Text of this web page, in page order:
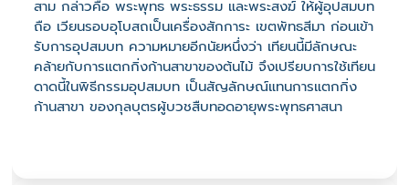
สาม กล่าวคือ พระพุทธ พระธรรม และพระสงฆ์ ให้ผู้อุปสมบท
ถือ เวียนรอบอุโบสถเป็นเครื่องสักการะ เขตพัทธสีมา ก่อนเข้า
รับการอุปสมบท ความหมายอีกนัยหนึ่งว่า เทียนนี้มีลักษณะ
คล้ายกับการแตกกิ่งก้านสาขาของต้นไม้ จึงเปรียบการใช้เทียน
ดาดนี้ในพิธีกรรมอุปสมบท เป็นสัญลักษณ์แทนการแตกกิ่ง
ก้านสาขา ของกุลบุตรผู้บวชสืบทอดอายุพระพุทธศาสนา